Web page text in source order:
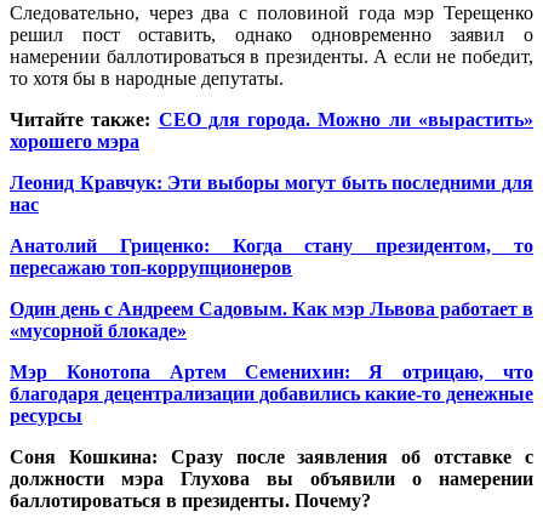
Следовательно, через два с половиной года мэр Терещенко
решил пост оставить, однако одновременно заявил о
намерении баллотироваться в президенты. А если не победит,
то хотя бы в народные депутаты.
Читайте также: СЕО для города. Можно ли «вырастить»
хорошего мэра
Леонид Кравчук: Эти выборы могут быть последними для
нас
Анатолий Гриценко: Когда стану президентом, то
пересажаю топ-коррупционеров
Один день с Андреем Садовым. Как мэр Львова работает в
«мусорной блокаде»
Мэр Конотопа Артем Семенихин: Я отрицаю, что
благодаря децентрализации добавились какие-то денежные
ресурсы
Соня Кошкина: Сразу после заявления об отставке с
должности мэра Глухова вы объявили о намерении
баллотироваться в президенты. Почему?